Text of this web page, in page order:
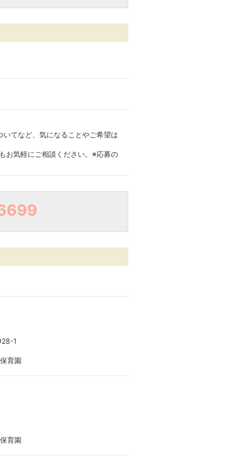
てなど、気になることやご希望は
お気軽にご相談ください。※応募の
1
育園
育園